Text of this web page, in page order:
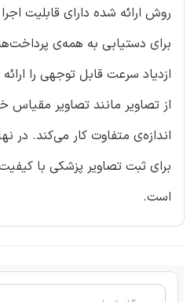
روش ارائه شده دارای قابلیت
برای دستیابی به همه‌ی
ازدیاد سرعت قابل توجهی را
اندازه‌ی متفاوت کار می‌کند. در
برای ثبت تصاویر پزشکی با
است.